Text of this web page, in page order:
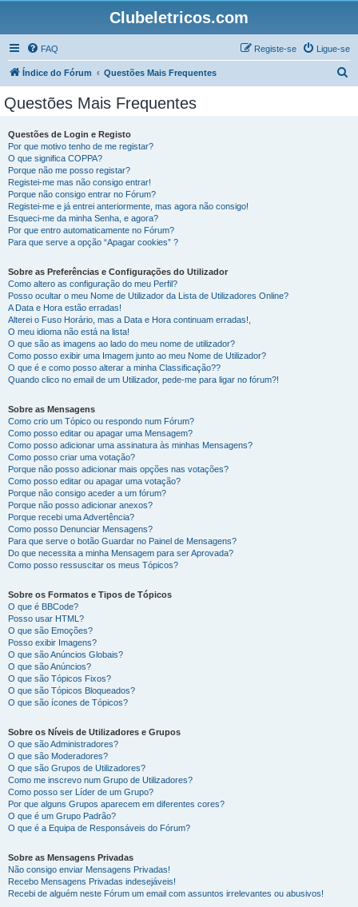
Clubeletricos.com
FAQ Ligue-se
Registe-se
Índice do Fórum Questões Mais Frequentes
Questões Mais Frequentes
Questões de Login e Registo
Por que motivo tenho de me registar?
O que significa COPPA?
Porque não me posso registar?
Registei-me mas não consigo entrar!
Porque não consigo entrar no Fórum?
Registei-me e já entrei anteriormente, mas agora não consigo!
Esqueci-me da minha Senha, e agora?
Por que entro automaticamente no Fórum?
Para que serve a opção “Apagar cookies” ?
Sobre as Preferências e Configurações do Utilizador
Como altero as configuração do meu Perfil?
Posso ocultar o meu Nome de Utilizador da Lista de Utilizadores Online?
A Data e Hora estão erradas!
Alterei o Fuso Horário, mas a Data e Hora continuam erradas!,
O meu idioma não está na lista!
O que são as imagens ao lado do meu nome de utilizador?
Como posso exibir uma Imagem junto ao meu Nome de Utilizador?
O que é e como posso alterar a minha Classificação??
Quando clico no email de um Utilizador, pede-me para ligar no fórum?!
Sobre as Mensagens
Como crio um Tópico ou respondo num Fórum?
Como posso editar ou apagar uma Mensagem?
Como posso adicionar uma assinatura às minhas Mensagens?
Como posso criar uma votação?
Porque não posso adicionar mais opções nas votações?
Como posso editar ou apagar uma votação?
Porque não consigo aceder a um fórum?
Porque não posso adicionar anexos?
Porque recebi uma Advertência?
Como posso Denunciar Mensagens?
Para que serve o botão Guardar no Painel de Mensagens?
Do que necessita a minha Mensagem para ser Aprovada?
Como posso ressuscitar os meus Tópicos?
Sobre os Formatos e Tipos de Tópicos
O que é BBCode?
Posso usar HTML?
O que são Emoções?
Posso exibir Imagens?
O que são Anúncios Globais?
O que são Anúncios?
O que são Tópicos Fixos?
O que são Tópicos Bloqueados?
O que são ícones de Tópicos?
Sobre os Níveis de Utilizadores e Grupos
O que são Administradores?
O que são Moderadores?
O que são Grupos de Utilizadores?
Como me inscrevo num Grupo de Utilizadores?
Como posso ser Líder de um Grupo?
Por que alguns Grupos aparecem em diferentes cores?
O que é um Grupo Padrão?
O que é a Equipa de Responsáveis do Fórum?
Sobre as Mensagens Privadas
Não consigo enviar Mensagens Privadas!
Recebo Mensagens Privadas indesejáveis!
Recebi de alguém neste Fórum um email com assuntos irrelevantes ou abusivos!